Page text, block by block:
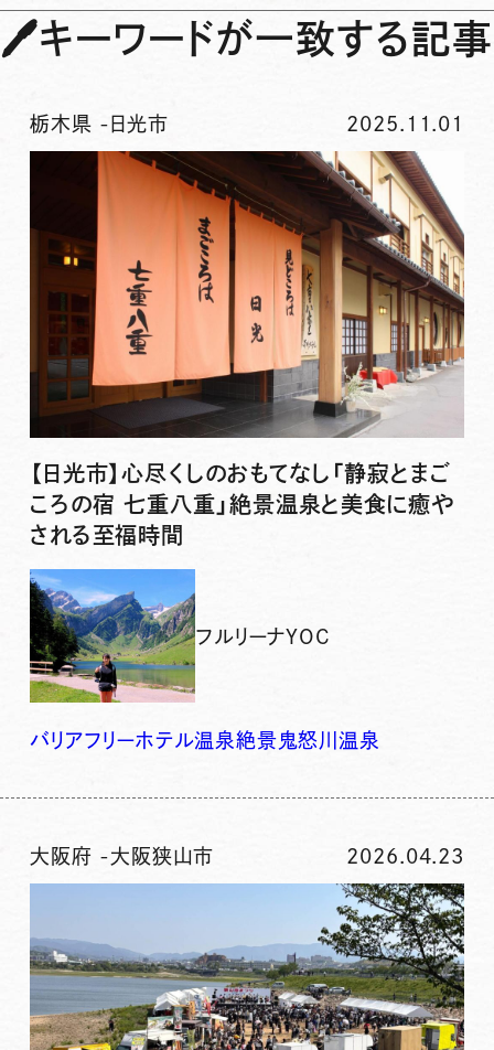
🖊キーワードが一致する記事
栃木県 - 日光市 2025.11.01
【日光市】心尽くしのおもてなし「静寂とまご
ころの宿 七重八重」絶景温泉と美食に癒や
される至福時間
フルリーナYOC
バリアフリーホテル温泉絶景 鬼怒川温泉
大阪府 -大阪狭山市 2026.04.23